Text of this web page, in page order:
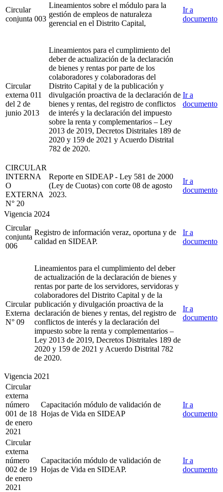
Circular
conjunta 003
Lineamientos sobre el módulo para la
gestión de empleos de naturaleza
gerencial en el Distrito Capital,
Ir a
documento
Circular
externa 011
del 2 de
junio 2013
Lineamientos para el cumplimiento del
deber de actualización de la declaración
de bienes y rentas por parte de los
colaboradores y colaboradoras del
Distrito Capital y de la publicación y
divulgación proactiva de la declaración de
bienes y rentas, del registro de conflictos
de interés y la declaración del impuesto
sobre la renta y complementarios – Ley
2013 de 2019, Decretos Distritales 189 de
2020 y 159 de 2021 y Acuerdo Distrital
782 de 2020.
Ir a
documento
CIRCULAR
INTERNA
O
EXTERNA
N° 20
Reporte en SIDEAP - Ley 581 de 2000
(Ley de Cuotas) con corte 08 de agosto
2023.
Ir a
documento
Vigencia 2024
Circular
conjunta
006
Registro de información veraz, oportuna y de
calidad en SIDEAP.
Ir a
documento
Circular
Externa
N° 09
Lineamientos para el cumplimiento del deber
de actualización de la declaración de bienes y
rentas por parte de los servidores, servidoras y
colaboradores del Distrito Capital y de la
publicación y divulgación proactiva de la
declaración de bienes y rentas, del registro de
conflictos de interés y la declaración del
impuesto sobre la renta y complementarios –
Ley 2013 de 2019, Decretos Distritales 189 de
2020 y 159 de 2021 y Acuerdo Distrital 782
de 2020.
Ir a
documento
Vigencia 2021
Circular
externa
número
001 de 18
de enero
2021
Capacitación módulo de validación de
Hojas de Vida en SIDEAP
Ir a
documento
Circular
externa
número
002 de 19
de enero
2021
Capacitación módulo de validación de
Hojas de Vida en SIDEAP.
Ir a
documento